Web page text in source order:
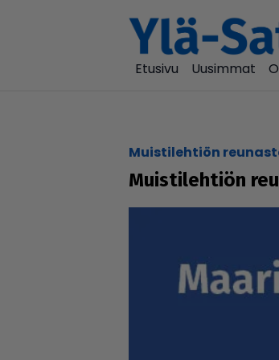
Etusivu
Uusimmat
Muistilehtiön
Muis­ti­leh­tiön